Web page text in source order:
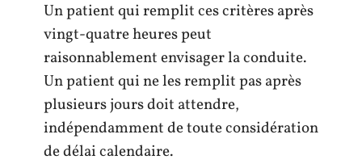
Un patient qui remplit ces critères après
vingt-quatre heures peut
raisonnablement envisager la conduite.
Un patient qui ne les remplit pas après
plusieurs jours doit attendre,
indépendamment de toute considération
de délai calendaire.